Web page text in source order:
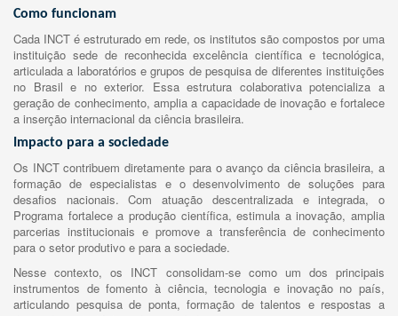
Como funcionam
Cada INCT é estruturado em rede, os institutos são compostos por uma
instituição sede de reconhecida excelência científica e tecnológica,
articulada a laboratórios e grupos de pesquisa de diferentes instituições
no Brasil e no exterior. Essa estrutura colaborativa potencializa a
geração de conhecimento, amplia a capacidade de inovação e fortalece
a inserção internacional da ciência brasileira.
Impacto para a sociedade
Os INCT contribuem diretamente para o avanço da ciência brasileira, a
formação de especialistas e o desenvolvimento de soluções para
desafios nacionais. Com atuação descentralizada e integrada, o
Programa fortalece a produção científica, estimula a inovação, amplia
parcerias institucionais e promove a transferência de conhecimento
para o setor produtivo e para a sociedade.
Nesse contexto, os INCT consolidam-se como um dos principais
instrumentos de fomento à ciência, tecnologia e inovação no país,
articulando pesquisa de ponta, formação de talentos e respostas a